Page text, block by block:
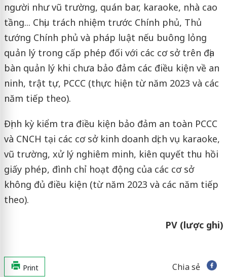
người như vũ trường, quán bar, karaoke, nhà cao
tầng... Chịu trách nhiệm trước Chính phủ, Thủ
tướng Chính phủ và pháp luật nếu buông lỏng
quản lý trong cấp phép đối với các cơ sở trên địa
bàn quản lý khi chưa bảo đảm các điều kiện về an
ninh, trật tự, PCCC (thực hiện từ năm 2023 và các
năm tiếp theo).
Định kỳ kiểm tra điều kiện bảo đảm an toàn PCCC
và CNCH tại các cơ sở kinh doanh dịch vụ karaoke,
vũ trường, xử lý nghiêm minh, kiên quyết thu hồi
giấy phép, đình chỉ hoạt động của các cơ sở
không đủ điều kiện (từ năm 2023 và các năm tiếp
theo).
PV (lược ghi)
Print Chia sẻ